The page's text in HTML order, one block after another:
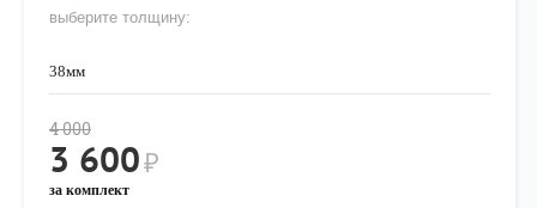
выберите толщину:
38мм
4 000
3 600₽
за комплект